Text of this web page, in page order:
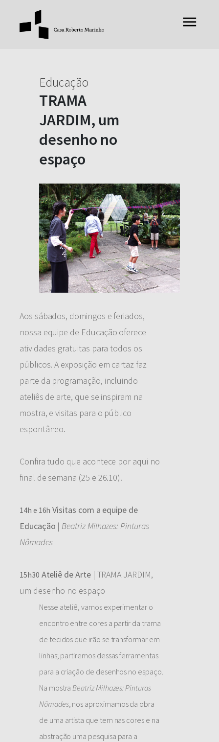
Educação
TRAMA
JARDIM, um
desenho no
espaço
Aos sábados, domingos e feriados,
nossa equipe de Educação oferece
atividades gratuitas para todos os
públicos. A exposição em cartaz faz
parte da programação, incluindo
ateliês de arte, que se inspiram na
mostra, e visitas para o público
espontâneo.
Confira tudo que acontece por aqui no
final de semana (25 e 26.10).
14h e 16h Visitas com a equipe de
Educação |Beatriz Milhazes: Pinturas
Nômades
15h30 Ateliê de Arte| TRAMA JARDIM,
um desenho no espaço
Nesse ateliê, vamos experimentar o
encontro entre cores a partir da trama
de tecidos que irão se transformar em
linhas; partiremos dessas ferramentas
para a criação de desenhos no espaço.
Na mostraBeatriz Milhazes: Pinturas
Nômades, nos aproximamos da obra
de uma artista que tem nas cores e na
abstração uma pesquisa para a